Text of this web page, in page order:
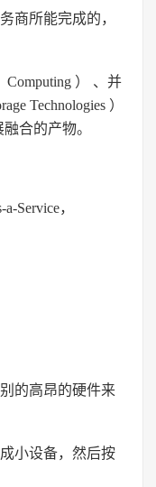
商所能完成的，
） 、并
Technologies ）
合的产物。
Service，
的高昂的硬件来
小设备，然后按